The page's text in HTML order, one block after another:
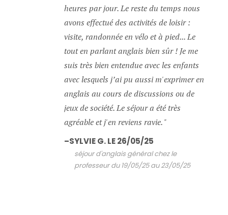
heures par jour. Le reste du temps nous
avons effectué des activités de loisir :
visite, randonnée en vélo et à pied... Le
tout en parlant anglais bien sûr ! Je me
suis très bien entendue avec les enfants
avec lesquels j’ai pu aussi m'exprimer en
anglais au cours de discussions ou de
jeux de société. Le séjour a été très
agréable et j'en reviens ravie.
SYLVIE G. LE 26/05/25
séjour d'anglais général chez le
professeur du 19/05/25 au 23/05/25